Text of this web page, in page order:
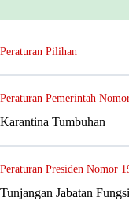
Peraturan Pilihan
Peraturan Pemerintah
Karantina Tumbuhan
Peraturan Presiden Nomor
Tunjangan Jabatan